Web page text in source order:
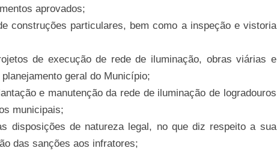
aprovados;
construções particulares, bem como a inspeção e vistoria
de execução de rede de iluminação, obras viárias e
geral do Município;
e manutenção da rede de iluminação de logradouros
municipais;
disposições de natureza legal, no que diz respeito a sua
das sanções aos infratores;